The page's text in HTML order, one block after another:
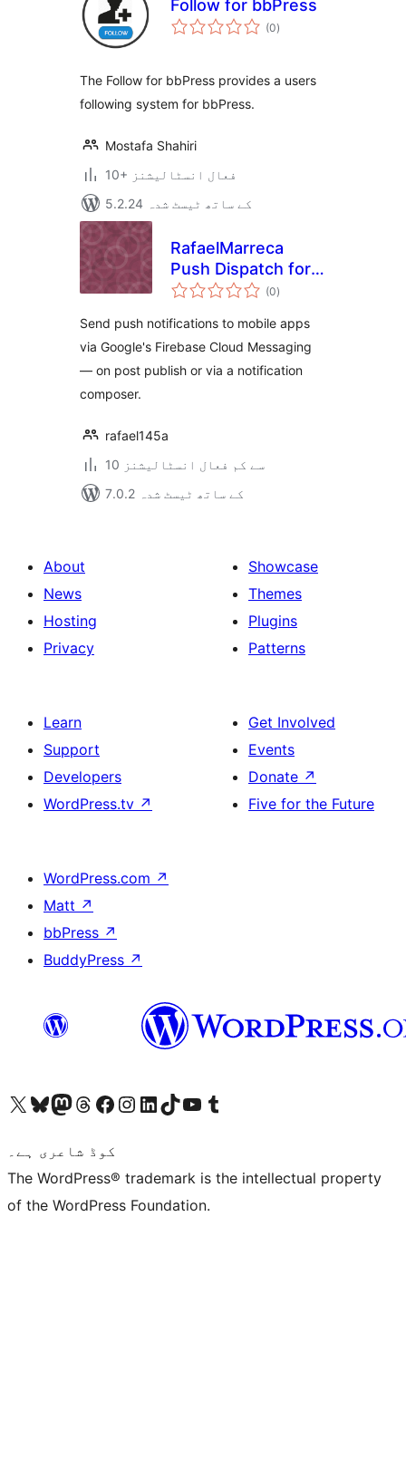
Follow for bbPress
(0مجموعی
درجہ
)
The Follow for bbPress provides a users
following system for bbPress.
Mostafa Shahiri
10+ فعال انسٹالیشنز
5.2.24 کے ساتھ ٹیسٹ شدہ
RafaelMarreca
Push Dispatch for
Firebase Cloud
(0مجموعی
درجہ
)
Send push notifications to mobile apps
via Google's Firebase Cloud Messaging
— on post publish or via a notification
composer.
rafael145a
10 سے کم فعال انسٹالیشنز
7.0.2 کے ساتھ ٹیسٹ شدہ
About
News
Hosting
Privacy
Showcase
Themes
Plugins
Patterns
Learn
Support
Developers
WordPress.tv ↗
Get Involved
Events
Donate ↗
Five for the Future
WordPress.com ↗
Matt ↗
bbPress ↗
BuddyPress ↗
Visit our X (formerly Twitter) account
ہمارے بلیواسکائی اکاؤنٹ پر جائیں
Visit our Mastodon account
ہمارے ٹھریڈز اکاؤنٹ پر جائیں
Visit our Facebook page
Visit our Instagram account
Visit our LinkedIn account
ہمارے ٹک ٹاک اکاؤنٹ پر جائیں
Visit our YouTube channel
ہمارے ٹمبلر اکاؤنٹ پر جائیں
کوڈ شاعری ہے۔
The WordPress® trademark is the intellectual property
of the WordPress Foundation.